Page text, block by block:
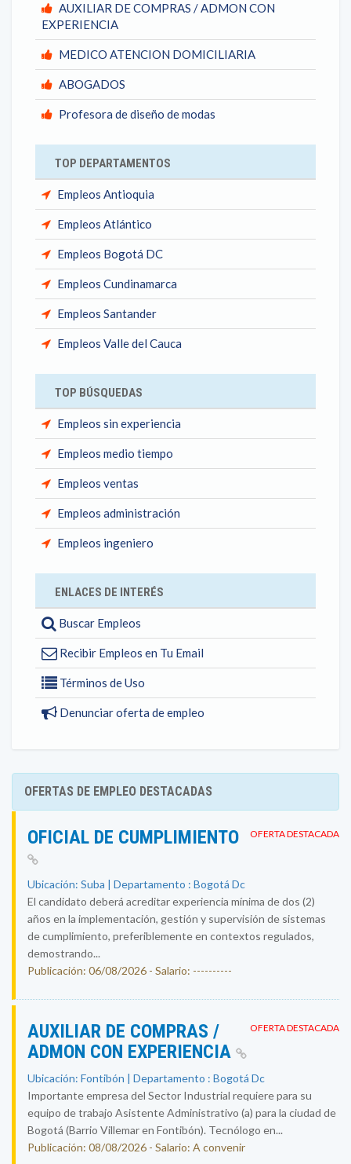
AUXILIAR DE COMPRAS / ADMON CON
EXPERIENCIA
MEDICO ATENCION DOMICILIARIA
ABOGADOS
Profesora de diseño de modas
TOP DEPARTAMENTOS
Empleos Antioquia
Empleos Atlántico
Empleos Bogotá DC
Empleos Cundinamarca
Empleos Santander
Empleos Valle del Cauca
TOP BÚSQUEDAS
Empleos sin experiencia
Empleos medio tiempo
Empleos ventas
Empleos administración
Empleos ingeniero
ENLACES DE INTERÉS
Buscar Empleos
Recibir Empleos en Tu Email
Términos de Uso
Denunciar oferta de empleo
OFERTAS DE EMPLEO DESTACADAS
OFERTA DESTACADA
OFICIAL DE CUMPLIMIENTO
Ubicación: Suba | Departamento : Bogotá Dc
El candidato deberá acreditar experiencia mínima de dos (2)
años en la implementación, gestión y supervisión de sistemas
de cumplimiento, preferiblemente en contextos regulados,
demostrando...
Publicación: 06/08/2026 - Salario: ----------
OFERTA DESTACADA
AUXILIAR DE COMPRAS /
ADMON CON EXPERIENCIA
Ubicación: Fontibón | Departamento : Bogotá Dc
Importante empresa del Sector Industrial requiere para su
equipo de trabajo Asistente Administrativo (a) para la ciudad de
Bogotá (Barrio Villemar en Fontibón). Tecnólogo en...
Publicación: 08/08/2026 - Salario: A convenir